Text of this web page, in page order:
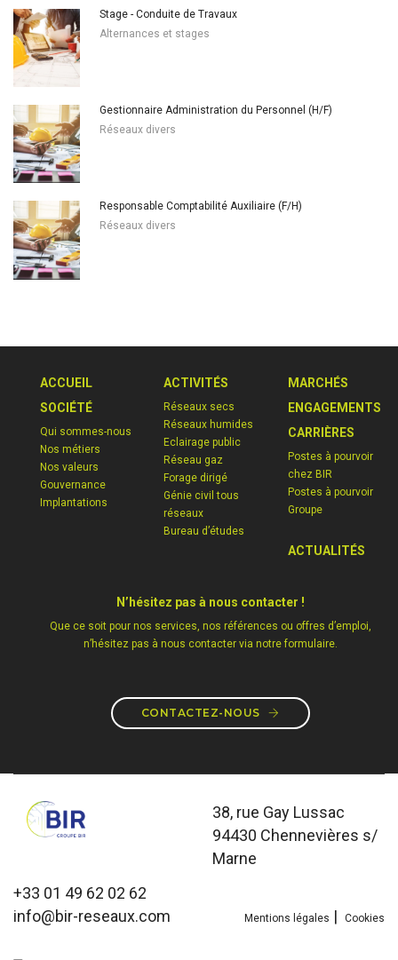
Stage - Conduite de Travaux
Alternances et stages
Gestionnaire Administration du Personnel (H/F)
Réseaux divers
Responsable Comptabilité Auxiliaire (F/H)
Réseaux divers
ACCUEIL
SOCIÉTÉ
Qui sommes-nous
Nos métiers
Nos valeurs
Gouvernance
Implantations
ACTIVITÉS
Réseaux secs
Réseaux humides
Eclairage public
Réseau gaz
Forage dirigé
Génie civil tous
réseaux
Bureau d’études
MARCHÉS
ENGAGEMENTS
CARRIÈRES
Postes à pourvoir
chez BIR
Postes à pourvoir
Groupe
ACTUALITÉS
N’hésitez pas à nous contacter !
Que ce soit pour nos services, nos références ou offres d’emploi,
n’hésitez pas à nous contacter via notre formulaire.
CONTACTEZ-NOUS
38, rue Gay Lussac
94430 Chennevières s/
Marne
+33 01 49 62 02 62
info@bir-reseaux.com
Mentions légales | Cookies